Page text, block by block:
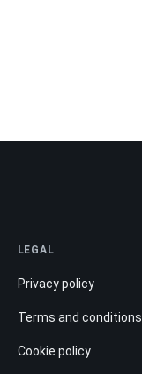
LEGAL
Privacy policy
Terms and conditions
Cookie policy